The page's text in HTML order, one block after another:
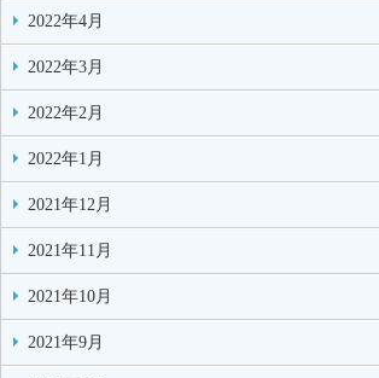
2022年4月
2022年3月
2022年2月
2022年1月
2021年12月
2021年11月
2021年10月
2021年9月